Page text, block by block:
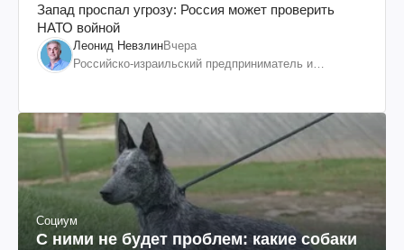
Запад проспал угрозу: Россия может проверить
НАТО войной
Леонид НевзлинВчера
Российско-израильский предприниматель и
Социум
С ними не будет проблем: какие собаки